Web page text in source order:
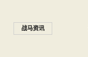
战马资讯